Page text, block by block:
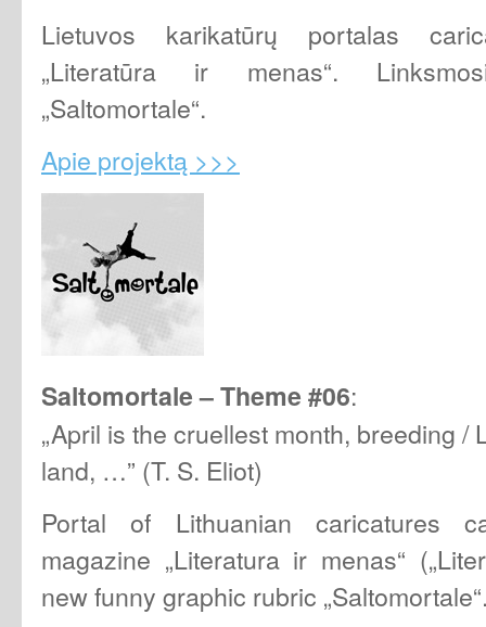
Lietuvos karikatūrų portalas
„Literatūra ir menas“.
„Saltomortale“.
Apie projektą >>>
Saltomortale – Theme #06:
„April is the cruellest month, breeding /
land, …” (T. S. Eliot)
Portal of Lithuanian caricatures
magazine „Literatura ir menas“
new funny graphic rubric